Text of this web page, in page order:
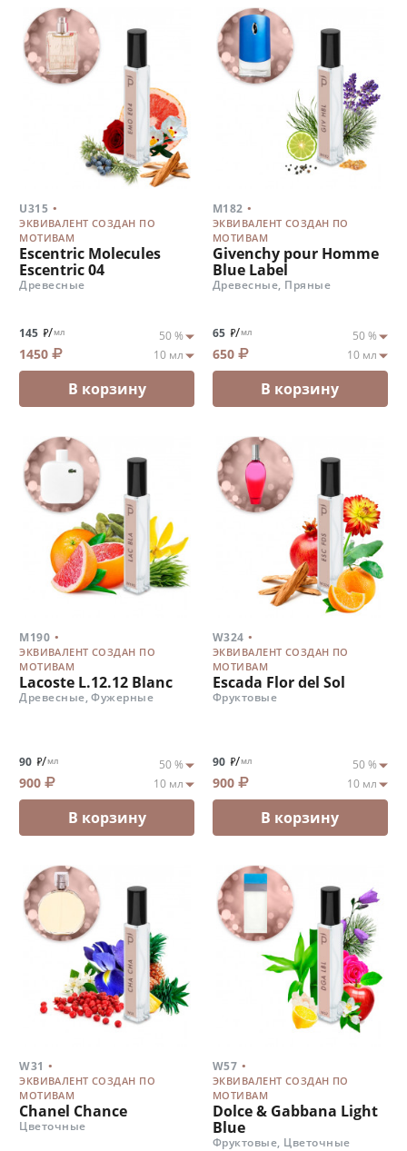
U315 .
ЭКВИВАЛЕНТ СОЗДАН ПО
МОТИВАМ
Escentric Molecules
Escentric 04
Древесные
145 /мл
1450
В корзину
M182 .
ЭКВИВАЛЕНТ СОЗДАН ПО
МОТИВАМ
Givenchy pour Homme
Blue Label
Древесные, Пряные
65 /мл
650
В корзину
M190 .
ЭКВИВАЛЕНТ СОЗДАН ПО
МОТИВАМ
Lacoste L.12.12 Blanc
Древесные, Фужерные
90 /мл
900
В корзину
W324 .
ЭКВИВАЛЕНТ СОЗДАН ПО
МОТИВАМ
Escada Flor del Sol
Фруктовые
90 /мл
900
В корзину
W31 .
ЭКВИВАЛЕНТ СОЗДАН ПО
МОТИВАМ
Chanel Chance
Цветочные
W57 .
ЭКВИВАЛЕНТ СОЗДАН ПО
МОТИВАМ
Dolce & Gabbana Light
Blue
Фруктовые, Цветочные